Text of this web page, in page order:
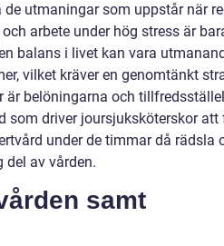
utmaningar som uppstår när
arbete under hög stress är
balans i livet kan vara
vilket kräver en genomtänkt
är belöningarna och
som driver joursjuksköterskor
under de timmar då rädsla
del av vården.
samt